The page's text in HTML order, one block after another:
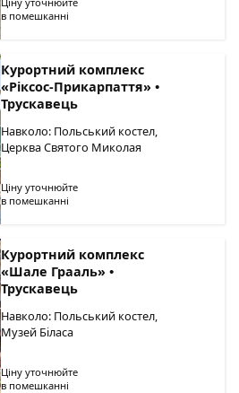
в помешканні
Курортний комплекс
«Ріксос-Прикарпаття» •
Трускавець
Навколо: Польський костел,
Церква Святого Миколая
Ціну уточнюйте
в помешканні
Курортний комплекс
«Шале Грааль» •
Трускавець
Навколо: Польський костел,
Музей Біласа
Ціну уточнюйте
в помешканні